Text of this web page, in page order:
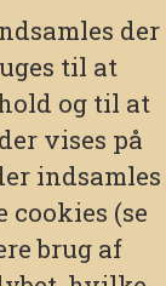
der
til at
og til at
vises på
indsamles
cookies (se
brug af